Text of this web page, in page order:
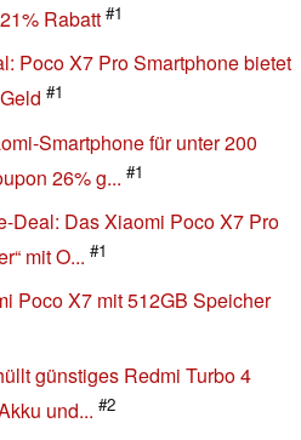
Rabatt #1
Poco X7 Pro Smartphone bietet
#1
Smartphone für unter 200
26% g... #1
Deal: Das Xiaomi Poco X7 Pro
mit O... #1
Poco X7 mit 512GB Speicher
günstiges Redmi Turbo 4
und... #2